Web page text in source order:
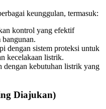
keunggulan, termasuk:
kontrol yang efektif
dengan sistem proteksi untuk
kecelakaan listrik.
dengan kebutuhan listrik yang
Diajukan)